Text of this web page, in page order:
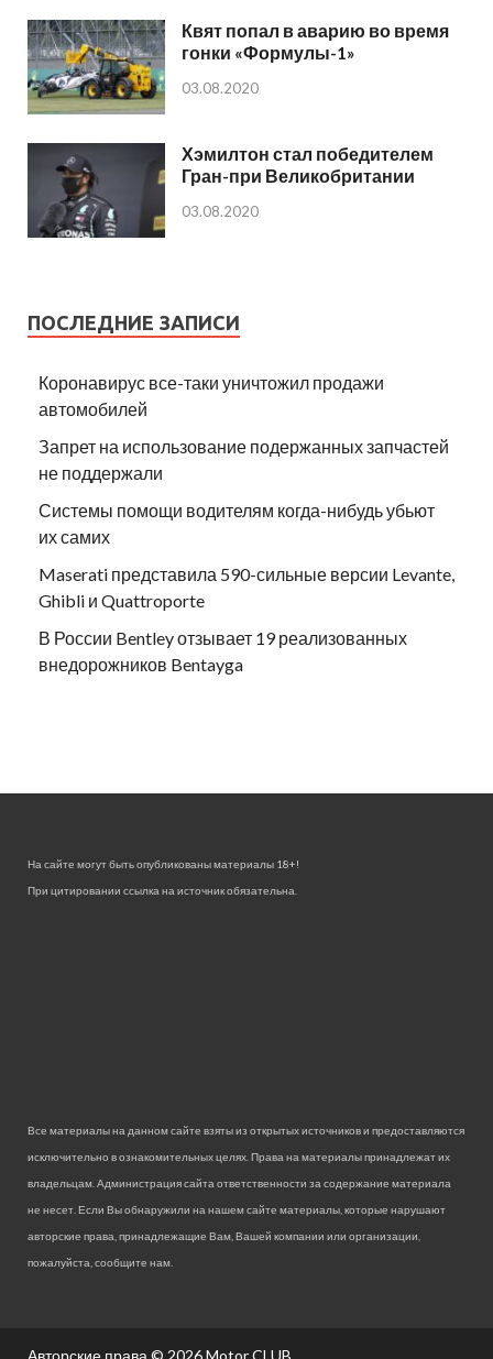
Квят попал в аварию во время
гонки «Формулы-1»
03.08.2020
Хэмилтон стал победителем
Гран-при Великобритании
03.08.2020
ПОСЛЕДНИЕ ЗАПИСИ
Коронавирус все-таки уничтожил продажи
автомобилей
Запрет на использование подержанных запчастей
не поддержали
Системы помощи водителям когда-нибудь убьют
их самих
Maserati представила 590-сильные версии Levante,
Ghibli и Quattroporte
В России Bentley отзывает 19 реализованных
внедорожников Bentayga
На сайте могут быть опубликованы материалы 18+!
При цитировании ссылка на источник обязательна.
Все материалы на данном сайте взяты из открытых источников и предоставляются
исключительно в ознакомительных целях. Права на материалы принадлежат их
владельцам. Администрация сайта ответственности за содержание материала
не несет. Если Вы обнаружили на нашем сайте материалы, которые нарушают
авторские права, принадлежащие Вам, Вашей компании или организации,
пожалуйста, сообщите нам.
Авторские права © 2026Motor CLUB.